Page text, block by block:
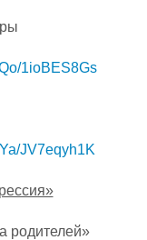
1ioBES8Gs
JV7eqyh1K
родителей»